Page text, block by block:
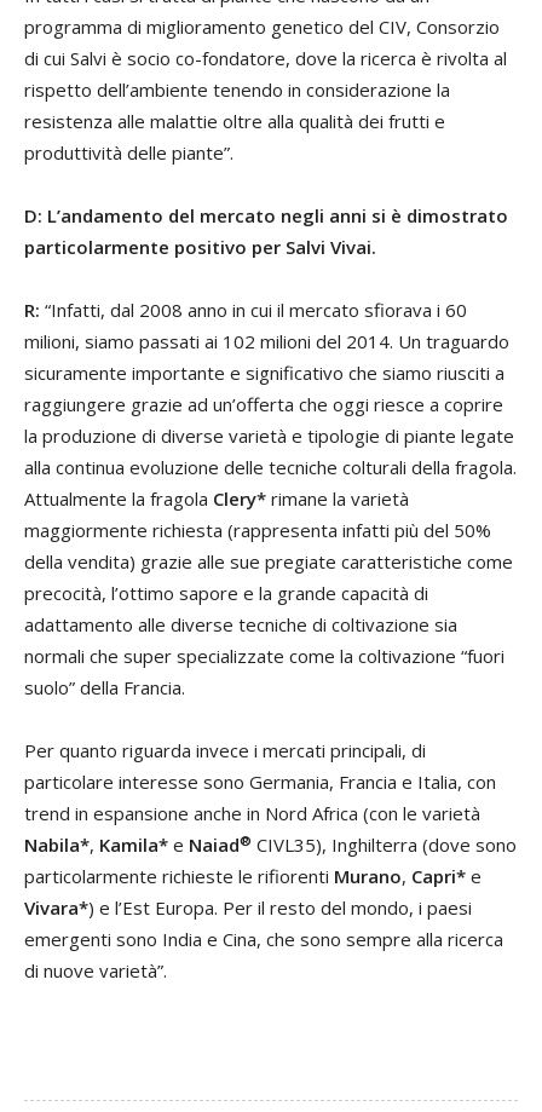
programma di miglioramento genetico del CIV, Consorzio
di cui Salvi è socio co-fondatore, dove la ricerca è rivolta al
rispetto dell’ambiente tenendo in considerazione la
resistenza alle malattie oltre alla qualità dei frutti e
produttività delle piante”.
D: L’andamento del mercato negli anni si è dimostrato
particolarmente positivo per Salvi Vivai.
R: “Infatti, dal 2008 anno in cui il mercato sfiorava i 60
milioni, siamo passati ai 102 milioni del 2014. Un traguardo
sicuramente importante e significativo che siamo riusciti a
raggiungere grazie ad un’offerta che oggi riesce a coprire
la produzione di diverse varietà e tipologie di piante legate
alla continua evoluzione delle tecniche colturali della fragola.
Attualmente la fragola Clery* rimane la varietà
maggiormente richiesta (rappresenta infatti più del 50%
della vendita) grazie alle sue pregiate caratteristiche come
precocità, l’ottimo sapore e la grande capacità di
adattamento alle diverse tecniche di coltivazione sia
normali che super specializzate come la coltivazione “fuori
suolo” della Francia.
Per quanto riguarda invece i mercati principali, di
particolare interesse sono Germania, Francia e Italia, con
trend in espansione anche in Nord Africa (con le varietà
Nabila*, Kamila* e Naiad® CIVL35), Inghilterra (dove sono
particolarmente richieste le rifiorenti Murano, Capri* e
Vivara*) e l’Est Europa. Per il resto del mondo, i paesi
emergenti sono India e Cina, che sono sempre alla ricerca
di nuove varietà”.